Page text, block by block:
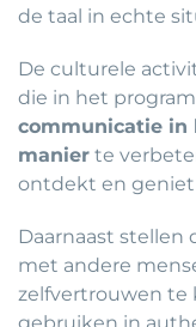
de taal in echte
De culturele
die in het
communicatie in
manier te
ontdekt en geniet
Daarnaast stellen
met andere
zelfvertrouwen te
gebruiken in